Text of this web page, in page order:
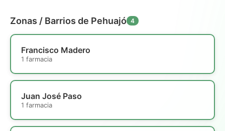
Zonas / Barrios de Pehuajó 4
Francisco Madero
1 farmacia
Juan José Paso
1 farmacia